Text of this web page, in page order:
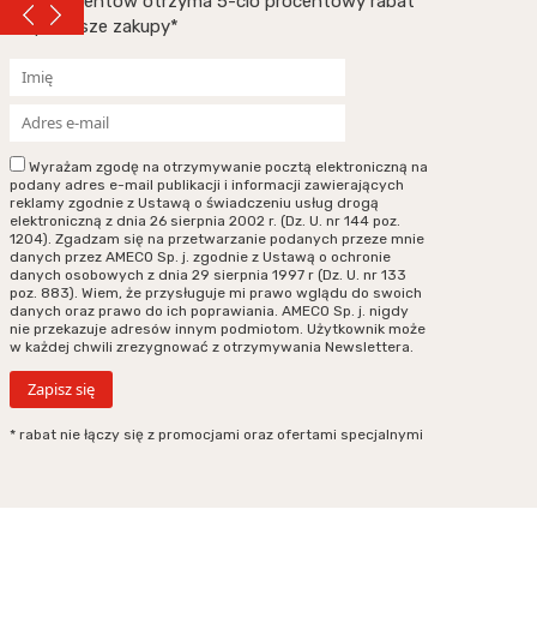
na pierwsze zakupy*
Wyrażam zgodę na otrzymywanie pocztą elektroniczną na
podany adres e-mail publikacji i informacji zawierających
reklamy zgodnie z Ustawą o świadczeniu usług drogą
elektroniczną z dnia 26 sierpnia 2002 r. (Dz. U. nr 144 poz.
1204). Zgadzam się na przetwarzanie podanych przeze mnie
danych przez AMECO Sp. j. zgodnie z Ustawą o ochronie
danych osobowych z dnia 29 sierpnia 1997 r (Dz. U. nr 133
poz. 883). Wiem, że przysługuje mi prawo wglądu do swoich
danych oraz prawo do ich poprawiania. AMECO Sp. j. nigdy
nie przekazuje adresów innym podmiotom. Użytkownik może
w każdej chwili zrezygnować z otrzymywania Newslettera.
* rabat nie łączy się z promocjami oraz ofertami specjalnymi